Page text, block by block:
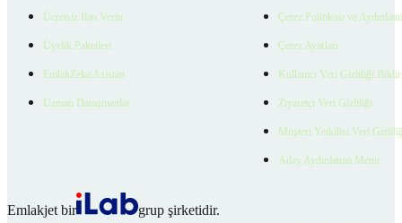
Ücretsiz İlan Verin
Üyelik Paketleri
EmlakZeka Asistan
Uzman Danışmanlar
Çerez Politikası ve
Çerez Ayarları
Kullanıcı Veri Gizliliği
Ziyaretçi Veri Gizliliği
Müşteri Yetkilisi Veri
Aday Aydınlatma Metni
Emlakjet bir
grup şirketidir.